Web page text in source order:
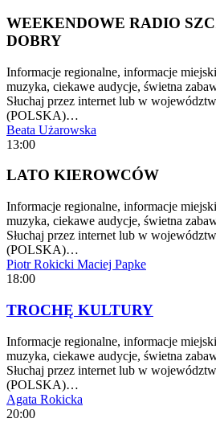
WEEKENDOWE RADIO
DOBRY
Informacje regionalne, informacje
muzyka, ciekawe audycje, świetna
Słuchaj przez internet lub w
(POLSKA)…
Beata Użarowska
13:00
LATO KIEROWCÓW
Informacje regionalne, informacje
muzyka, ciekawe audycje, świetna
Słuchaj przez internet lub w
(POLSKA)…
Piotr Rokicki Maciej Papke
18:00
TROCHĘ KULTURY
Informacje regionalne, informacje
muzyka, ciekawe audycje, świetna
Słuchaj przez internet lub w
(POLSKA)…
Agata Rokicka
20:00